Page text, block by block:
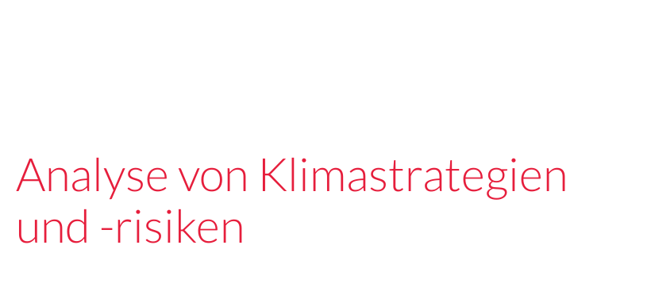
Analyse von Klimastrategien
und -risiken